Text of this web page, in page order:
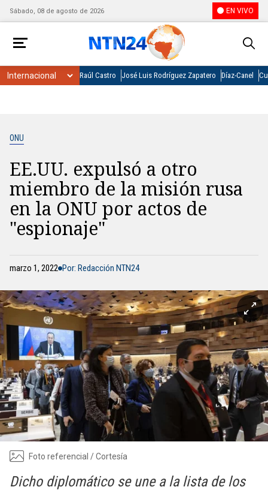
Sábado, 08 de agosto de 2026 EN VIVO
Raúl Castro José Luis Rodríguez Zapatero Díaz-Canel
ONU
EE.UU. expulsó a otro
miembro de la misión rusa
en la ONU por actos de
"espionaje"
marzo 1, 2022 Por: Redacción NTN24
Foto referencial / Cortesía
Dicho diplomático se une a la lista de los